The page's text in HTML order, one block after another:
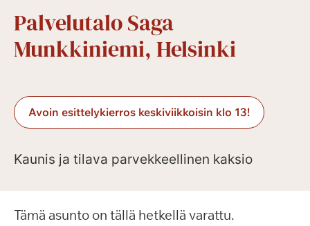
Palvelutalo Saga
Munkkiniemi, Helsinki
Avoin esittelykierros keskiviikkoisin klo 13!
Kaunis ja tilava parvekkeellinen kaksio
Tämä asunto on tällä hetkellä varattu.